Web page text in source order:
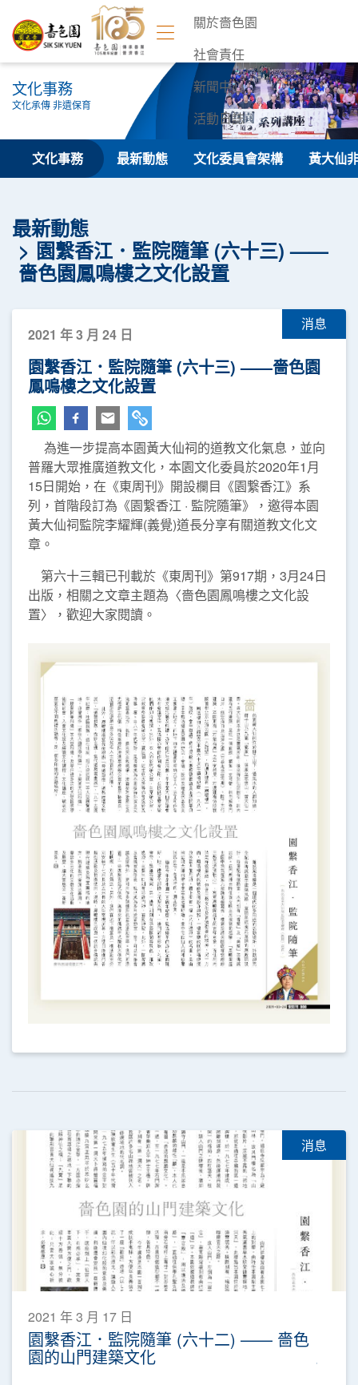
關於嗇色園
社會責任
新聞中心
活動日誌
聯絡我們
文化事務
文化承傳 非遺保育
文化事務 最新動態 文化委員會架構 黃大仙
最新動態
園繫香江．監院隨筆 (六十三) ——
嗇色園鳳鳴樓之文化設置
消息
2021 年 3 月 24 日
園繫香江．監院隨筆 (六十三) ——嗇色園
鳳鳴樓之文化設置
為進一步提高本園黃大仙祠的道教文化氣息，並向
普羅大眾推廣道教文化，本園文化委員於2020年1月
15日開始，在《東周刊》開設欄目《園繋香江》系
列，首階段訂為《園繋香江 · 監院隨筆》，邀得本園
黃大仙祠監院李耀輝(義覺)道長分享有關道教文化文
章。
第六十三輯已刊載於《東周刊》第917期，3月24日
出版，相關之文章主題為〈嗇色園鳳鳴樓之文化設
置〉，歡迎大家閱讀。
消息
2021 年 3 月 17 日
園繫香江．監院隨筆 (六十二) —— 嗇色
園的山門建築文化